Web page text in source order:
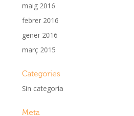
maig 2016
febrer 2016
gener 2016
març 2015
Categories
Sin categoría
Meta